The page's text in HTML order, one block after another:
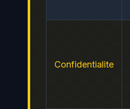
Confidentialite